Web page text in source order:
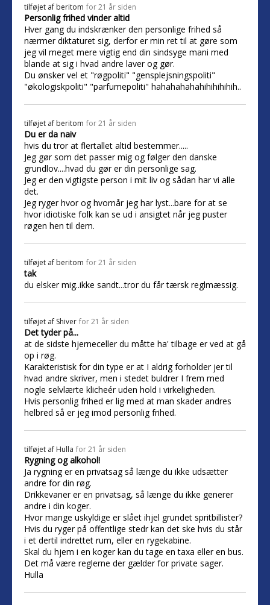
tilføjet af beritom for 21 år siden
Personlig frihed vinder altid
Hver gang du indskrænker den personlige frihed så
nærmer diktaturet sig, derfor er min ret til at gøre som
jeg vil meget mere vigtig end din sindsyge mani med
blande at sig i hvad andre laver og gør.
Du ønsker vel et "røgpoliti" "gensplejsningspoliti"
"økologiskpoliti" "parfumepoliti" hahahahahahihihihihih..
tilføjet af beritom for 21 år siden
Du er da naiv
hvis du tror at flertallet altid bestemmer.....
Jeg gør som det passer mig og følger den danske
grundlov....hvad du gør er din personlige sag.
Jeg er den vigtigste person i mit liv og sådan har vi alle
det.
Jeg ryger hvor og hvornår jeg har lyst...bare for at se
hvor idiotiske folk kan se ud i ansigtet når jeg puster
røgen hen til dem.
tilføjet af beritom for 21 år siden
tak
du elsker mig..ikke sandt...tror du får tærsk reglmæssig.
tilføjet af Shiver for 21 år siden
Det tyder på...
at de sidste hjerneceller du måtte ha' tilbage er ved at gå
op i røg.
Karakteristisk for din type er at I aldrig forholder jer til
hvad andre skriver, men i stedet buldrer I frem med
nogle selvlærte klicheér uden hold i virkeligheden.
Hvis personlig frihed er lig med at man skader andres
helbred så er jeg imod personlig frihed.
tilføjet af Hulla for 21 år siden
Rygning og alkohol!
Ja rygning er en privatsag så længe du ikke udsætter
andre for din røg.
Drikkevaner er en privatsag, så længe du ikke generer
andre i din koger.
Hvor mange uskyldige er slået ihjel grundet spritbillister?
Hvis du ryger på offentlige stedr kan det ske hvis du står
i et dertil indrettet rum, eller en rygekabine.
Skal du hjem i en koger kan du tage en taxa eller en bus.
Det må være reglerne der gælder for private sager.
Hulla